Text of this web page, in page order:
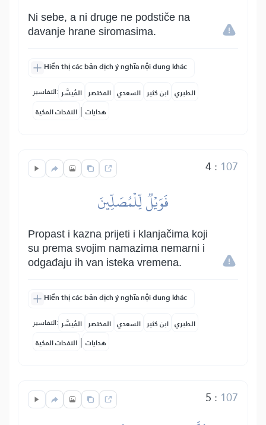
Ni sebe, a ni druge ne podstiče na
davanje hrane siromasima.
Hiển thị các bản dịch ý nghĩa nội dung khác
التفاسير: المُيسَّر المختصر السعدي ابن كثير الطبري
النفحات المكية | هدايات
4: 107
فَوَيۡلٞ لِّلۡمُصَلِّينَ
Propast i kazna prijeti i klanjačima koji
su prema svojim namazima nemarni i
odgađaju ih van isteka vremena.
Hiển thị các bản dịch ý nghĩa nội dung khác
التفاسير: المُيسَّر المختصر السعدي ابن كثير الطبري
النفحات المكية | هدايات
5 : 107